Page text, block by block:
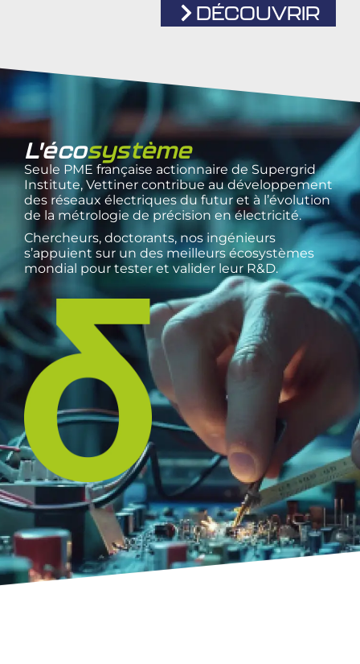
DÉCOUVRIR
L'écosystème
Seule PME française actionnaire de Supergrid
Institute, Vettiner contribue au développement
des réseaux électriques du futur et à l’évolution
de la métrologie de précision en électricité.
Chercheurs, doctorants, nos ingénieurs
s’appuient sur un des meilleurs écosystèmes
mondial pour tester et valider leur R&D.